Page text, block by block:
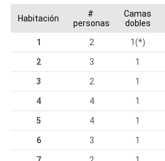
Habitación
#
personas
Camas
dobles
1 2 1(*)
2 3 1
3 2 1
4 4 1
5 4 1
6 3 1